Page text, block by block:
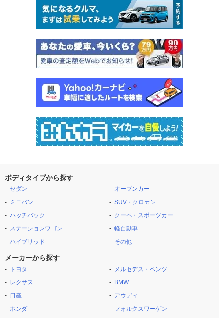
ボディタイプから探す
セダン
ミニバン
ハッチバック
ステーションワゴン
ハイブリッド
オープンカー
SUV・クロカン
クーペ・スポーツカー
軽自動車
その他
メーカーから探す
トヨタ
レクサス
日産
ホンダ
メルセデス・ベンツ
BMW
アウディ
フォルクスワーゲン